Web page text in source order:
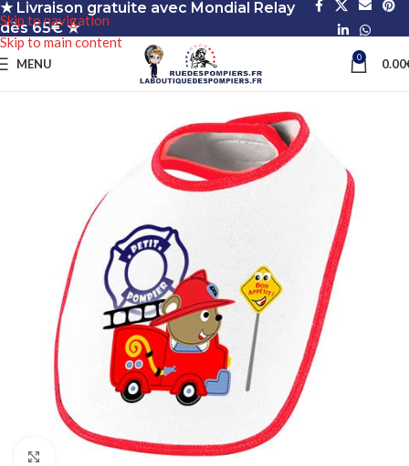
Skip to navigation
Skip to main content
★ Livraison gratuite avec Mondial Relay
dès 65€ ★
MENU 0 0.00
Click to enlarge